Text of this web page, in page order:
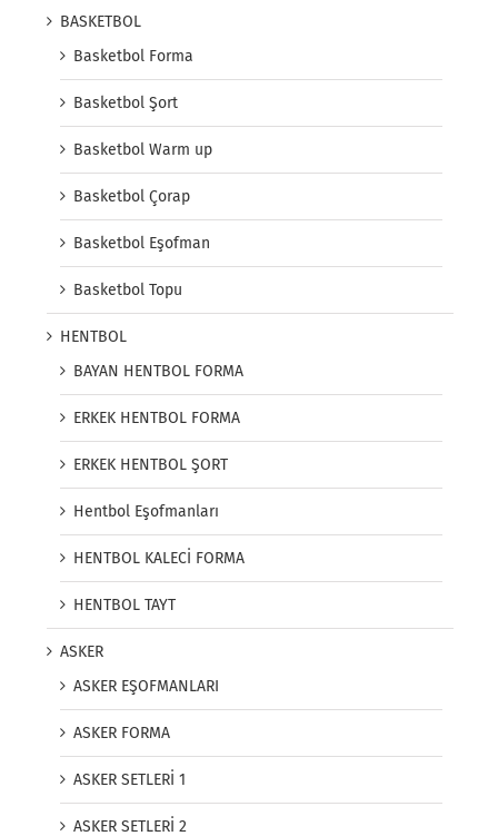
BASKETBOL
Basketbol Forma
Basketbol Şort
Basketbol Warm up
Basketbol Çorap
Basketbol Eşofman
Basketbol Topu
HENTBOL
BAYAN HENTBOL FORMA
ERKEK HENTBOL FORMA
ERKEK HENTBOL ŞORT
Hentbol Eşofmanları
HENTBOL KALECİ FORMA
HENTBOL TAYT
ASKER
ASKER EŞOFMANLARI
ASKER FORMA
ASKER SETLERİ 1
ASKER SETLERİ 2